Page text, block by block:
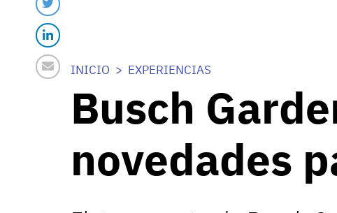
INICIO EXPERIENCIAS
Busch
novedades